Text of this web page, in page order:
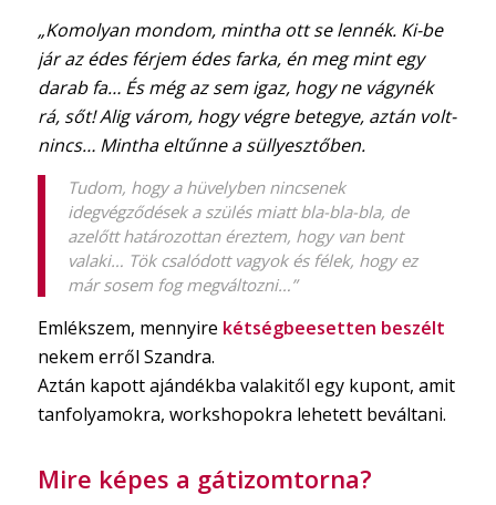
„Komolyan mondom, mintha ott se lennék. Ki-be
jár az édes férjem édes farka, én meg mint egy
darab fa… És még az sem igaz, hogy ne vágynék
rá, sőt! Alig várom, hogy végre betegye, aztán volt-
nincs… Mintha eltűnne a süllyesztőben.
Tudom, hogy a hüvelyben nincsenek
idegvégződések a szülés miatt bla-bla-bla, de
azelőtt határozottan éreztem, hogy van bent
valaki… Tök csalódott vagyok és félek, hogy ez
már sosem fog megváltozni…”
Emlékszem, mennyire kétségbeesetten beszélt
nekem erről Szandra.
Aztán kapott ajándékba valakitől egy kupont, amit
tanfolyamokra, workshopokra lehetett beváltani.
Mire képes a gátizomtorna?